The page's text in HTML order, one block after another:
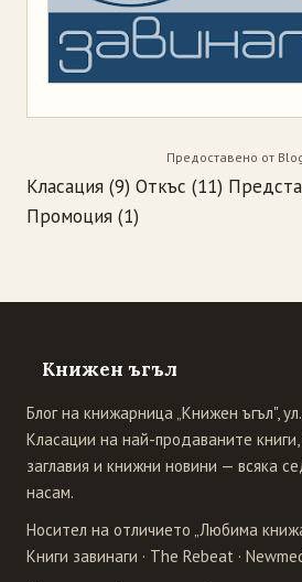
Предоставено от
Класация (9) Откъс (11)
Промоция (1)
Книжен ъгъл
Блог на книжарница „Книжен ъгъл",
Класации на най-продаваните
заглавия и книжни новини — всяка
насам.
Носител на отличието „Любима
Книги завинаги · The Rebeat ·